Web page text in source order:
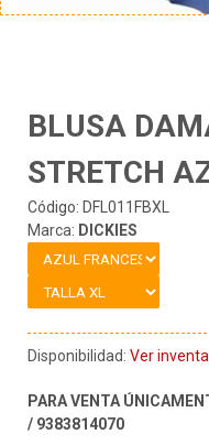
BLUSA
STRETCH
Código: DFL011FBXL
Marca: DICKIES
Disponibilidad: Ver
PARA VENTA
/ 9383814070